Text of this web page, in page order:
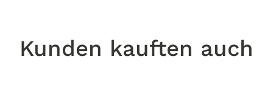
Kunden kauften auch